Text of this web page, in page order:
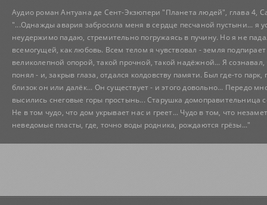
Аудио роман Антуана де Сент-Экзюпери "Планета людей", глава 4,
"...Однажды авария забросила меня в сердце песчаной пустыни... я
неудержимо падаю, стремительно погружаясь в пучину. Но я не
всемогущей, как любовь. Всем телом я чувствовал - земля
великолепной опорой, такой прочной, такой надёжной... Я
понял - и, закрыв глаза, отдался колдовству памяти. Был где-то
близок он или далёк... Он существует - и этого довольно... Передо
высились снеговые горы простынь... Старушка домоправительница
Не в том чудо, что дом укрывает нас и греет... Чудо в том, что
неведомые пласты, где, точно воды родника, рождаются грёзы..."